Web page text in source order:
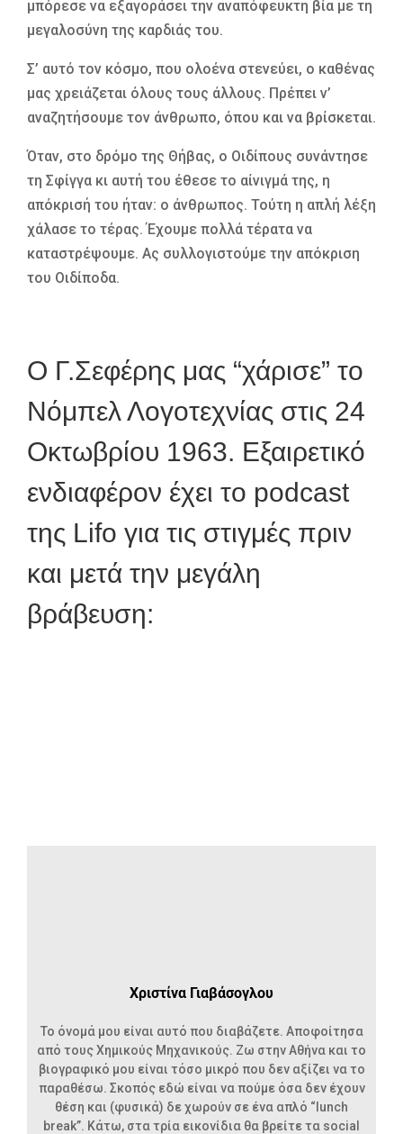
μπόρεσε να εξαγοράσει την αναπόφευκτη βία με τη
μεγαλοσύνη της καρδιάς του.
Σ’ αυτό τον κόσμο, που ολοένα στενεύει, ο καθένας
μας χρειάζεται όλους τους άλλους. Πρέπει ν’
αναζητήσουμε τον άνθρωπο, όπου και να βρίσκεται.
Όταν, στο δρόμο της Θήβας, ο Oιδίπους συνάντησε
τη Σφίγγα κι αυτή του έθεσε το αίνιγμά της, η
απόκρισή του ήταν: ο άνθρωπος. Τούτη η απλή λέξη
χάλασε το τέρας. Έχουμε πολλά τέρατα να
καταστρέψουμε. Ας συλλογιστούμε την απόκριση
του Oιδίποδα.
Ο Γ.Σεφέρης μας “χάρισε” το
Νόμπελ Λογοτεχνίας στις 24
Οκτωβρίου 1963. Εξαιρετικό
ενδιαφέρον έχει το podcast
της Lifo για τις στιγμές πριν
και μετά την μεγάλη
βράβευση:
Χριστίνα Γιαβάσογλου
Το όνομά μου είναι αυτό που διαβάζετε. Αποφοίτησα
από τους Χημικούς Μηχανικούς. Ζω στην Αθήνα και το
βιογραφικό μου είναι τόσο μικρό που δεν αξίζει να το
παραθέσω. Σκοπός εδώ είναι να πούμε όσα δεν έχουν
θέση και (φυσικά) δε χωρούν σε ένα απλό “lunch
break”. Kάτω, στα τρία εικονίδια θα βρείτε τα social